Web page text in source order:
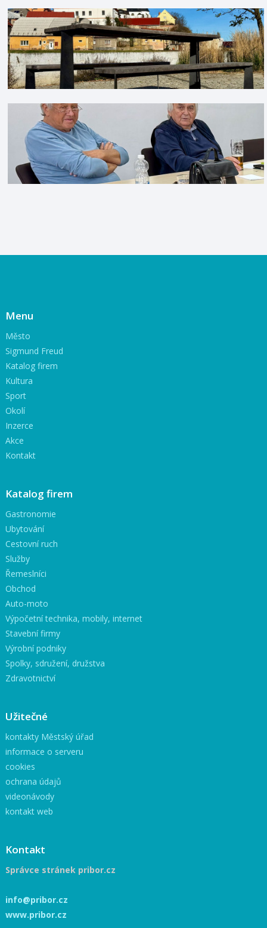
Menu
Město
Sigmund Freud
Katalog firem
Kultura
Sport
Okolí
Inzerce
Akce
Kontakt
Katalog firem
Gastronomie
Ubytování
Cestovní ruch
Služby
Řemeslníci
Obchod
Auto-moto
Výpočetní technika, mobily, internet
Stavební firmy
Výrobní podniky
Spolky, sdružení, družstva
Zdravotnictví
Užitečné
kontakty Městský úřad
informace o serveru
cookies
ochrana údajů
videonávody
kontakt web
Kontakt
Správce stránek pribor.cz
info@pribor.cz
www.pribor.cz